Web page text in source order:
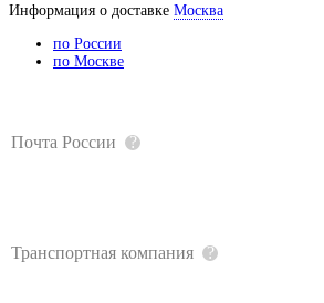
Информация о доставке Москва
по России
по Москве
Почта России
Транспортная компания